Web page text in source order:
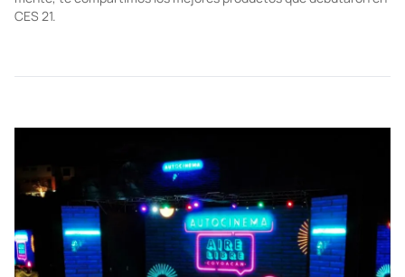
TECHNOLOGY
El Consumer Electronics Show, mejor conocido como CES, se
porque diversas marcas se reúnen para presentar sus más
recientes proyectos e innovaciones, lo cual nos permite predecir
el camino de la tecnología en los próximos años. Con esto en
mente, te compartimos los mejores productos que debutaron en
CES 21.